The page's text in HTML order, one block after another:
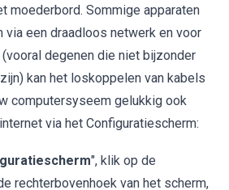
moederbord. Sommige apparaten
via een draadloos netwerk en voor
degenen die niet bijzonder
kan het loskoppelen van kabels
computersyseem gelukkig ook
via het Configuratiescherm:
", klik op de
rechterbovenhoek van het scherm,